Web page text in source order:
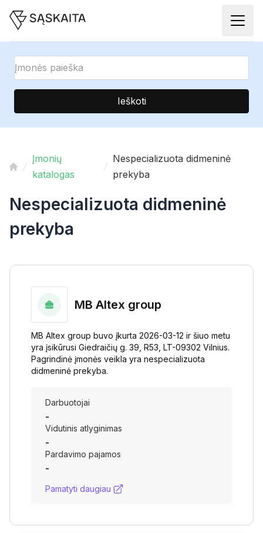
Ieškoti
Įmonių
katalogas
Nespecializuota didmeninė
prekyba
Nespecializuota didmeninė
prekyba
MB Altex group
MB Altex group buvo įkurta 2026-03-12 ir šiuo metu
yra įsikūrusi Giedraičių g. 39, R53, LT-09302 Vilnius.
Pagrindinė įmonės veikla yra nespecializuota
didmeninė prekyba.
Darbuotojai
-
Vidutinis atlyginimas
-
Pardavimo pajamos
-
Pamatyti daugiau